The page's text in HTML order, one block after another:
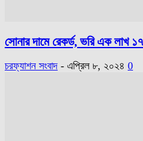
সোনার দামে রেকর্ড, ভরি এক লাখ
চরফ্যাশন সংবাদ - এপ্রিল ৮, ২০২৪ 0